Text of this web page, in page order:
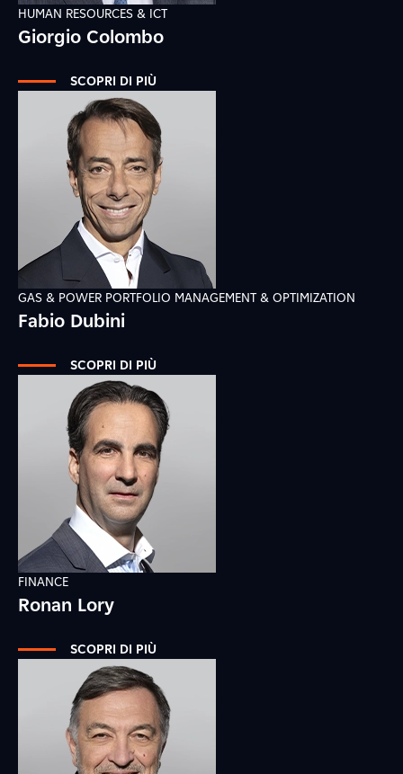
HUMAN RESOURCES & ICT
Giorgio Colombo
SCOPRI DI PIÙ
GAS & POWER PORTFOLIO MANAGEMENT & OPTIMIZATION
Fabio Dubini
SCOPRI DI PIÙ
FINANCE
Ronan Lory
SCOPRI DI PIÙ